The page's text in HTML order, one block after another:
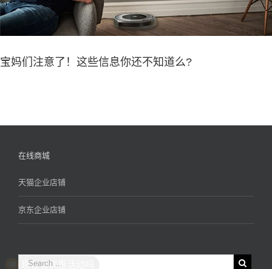
宝妈们注意了！这些信息你还不知道么?
在线商城
天猫企业店铺
京东企业店铺
现在有优惠活动吗